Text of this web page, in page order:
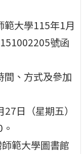
範大學115年1月
號函
間、方式及參加
日（星期五）
範大學圖書館